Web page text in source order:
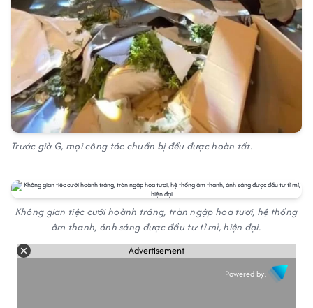
Trước giờ G, mọi công tác chuẩn bị đều được hoàn tất.
Không gian tiệc cưới hoành tráng, tràn ngập hoa tươi, hệ thống
âm thanh, ánh sáng được đầu tư tỉ mỉ, hiện đại.
Advertisement
Powered by: